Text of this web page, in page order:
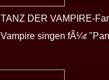
TANZ DER VAMPIRE-
Vampire singen fÃ¼r